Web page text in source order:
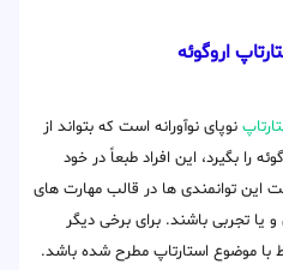
اروگوئه
نوپای نوآورانه است که بتواند از
را بگیرد، این افراد طبعاً در خود
این توانمندی ها در قالب مهارت های
و یا تجربی باشند. برای برخی دیگر
موضوع استارتاپ مطرح شده باشد.